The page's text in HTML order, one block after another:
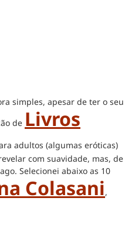
simples, apesar de ter o seu
de Livros
adultos (algumas eróticas)
com suavidade, mas, de
Selecionei abaixo as 10
Colasani,